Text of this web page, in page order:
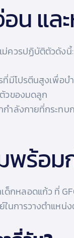
น แล
ควรปฏิบัติตัวดังนี้:
มีโปรตีนสูงเพื่อ
วของมดลูก
ลังกายที่กระทบก
พร้อ
หลอดแก้ว ที่
นการวางตำแห